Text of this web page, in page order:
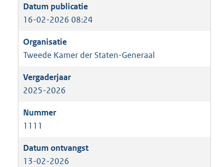
16-02-2026 08:24
Tweede Kamer der Staten-Generaal
2025-2026
1111
13-02-2026